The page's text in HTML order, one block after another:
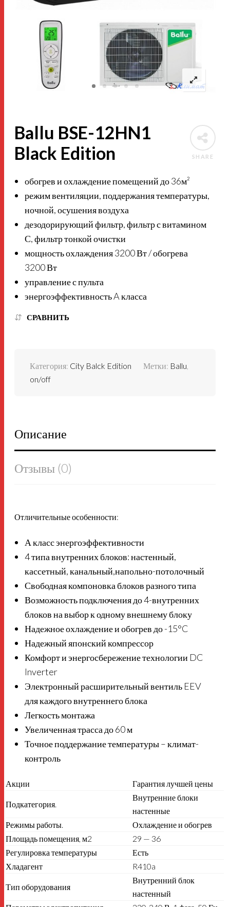
SHARE
Ballu BSE-12HN1
Black Edition
обогрев и охлаждение помещений до 36м²
режим вентиляции, поддержания температуры,
ночной, осушения воздуха
дезодорирующий фильтр, фильтр с витамином
С, фильтр тонкой очистки
мощность охлаждения 3200 Вт / обогрева
3200 Вт
управление с пульта
энергоэффективность A класса
СРАВНИТЬ
Категория: City Balck Edition Метки: Ballu
on/off
Описание
Отзывы (0)
Отличительные особенности:
А класс энергоэффективности
4 типа внутренних блоков: настенный,
кассетный, канальный,напольно-потолочный
Свободная компоновка блоков разного типа
Возможность подключения до 4-внутренних
блоков на выбор к одному внешнему блоку
Надежное охлаждение и обогрев до -15°C
Надежный японский компрессор
Комфорт и энергосбережение технологии DC
Inverter
Электронный расширительный вентиль EEV
для каждого внутреннего блока
Легкость монтажа
Увеличенная трасса до 60 м
Точное поддержание температуры – климат-
контроль
Акции Гарантия лучшей цены
Подкатегория.
Внутренние блоки
настенные
Режимы работы.
Охлаждение и обогрев
Площадь помещения, м2
29 — 36
Регулировка температуры
Есть
Хладагент
R410a
Тип оборудования
Внутренний блок
настенный